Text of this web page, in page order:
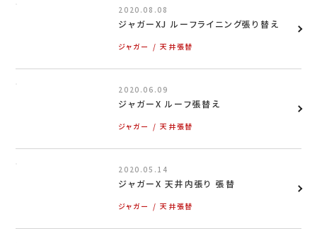
プライバシーポリシー
Tel.052-382-1913
9:00～18:00 / 不定休（完全予約制）
2020.08.08
ジャガーXJ ルーフライニング張り替え
ジャガー 天井張替
2020.06.09
ジャガーX ルーフ張替え
ジャガー 天井張替
2020.05.14
ジャガーX 天井内張り 張替
ジャガー 天井張替